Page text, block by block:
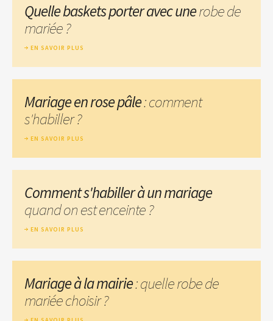
Quelle baskets porter avec unerobe de
mariée ?
EN SAVOIR PLUS
Mariage en rose pâle: comment
s'habiller ?
EN SAVOIR PLUS
Comment s'habiller à un mariage
quand on est enceinte ?
EN SAVOIR PLUS
Mariage à la mairie: quelle robe de
mariée choisir ?